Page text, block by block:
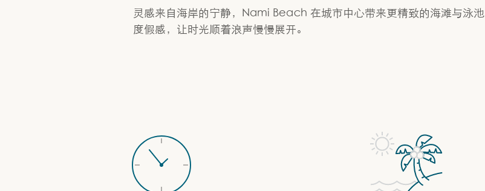
灵感来自海岸的宁静，Nami Beach 在城市中心带来更精致的海滩与泳池
度假感，让时光顺着浪声慢慢展开。